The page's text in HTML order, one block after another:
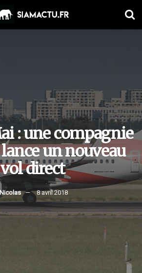
: une compagnie
un nouveau
vol direct
8 avril 2018